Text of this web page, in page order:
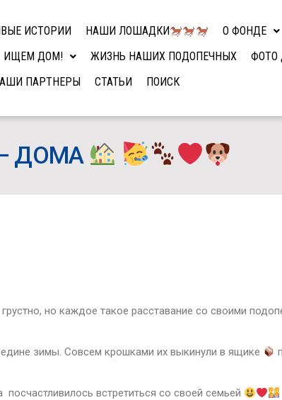
ИСТОРИИ НАШИ ЛОШАДКИ О ФОНДЕ
ИЩЕМ ДОМ! ЖИЗНЬ НАШИХ ПОДОПЕЧНЫХ
ФОТО
ПАРТНЕРЫ
СТАТЬИ ПОИСК
ДОМА
но каждое такое расставание со своими
зимы. Совсем крошками их выкинули в ящике
встретиться со своей семьей